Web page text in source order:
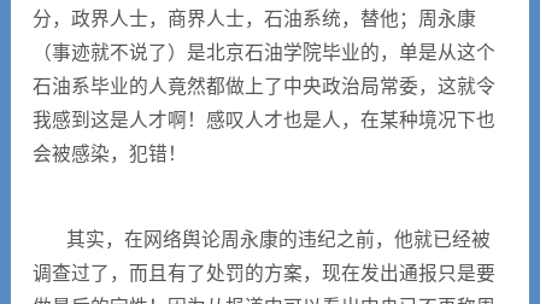
分，政界人士，商界人士，石油系统，替他；周永康
（事迹就不说了）是北京石油学院毕业的，单是从这个
石油系毕业的人竟然都做上了中央政治局常委，这就令
我感到这是人才啊！感叹人才也是人，在某种境况下也
会被感染，犯错！
其实，在网络舆论周永康的违纪之前，他就已经被
调查过了，而且有了处罚的方案，现在发出通报只是要